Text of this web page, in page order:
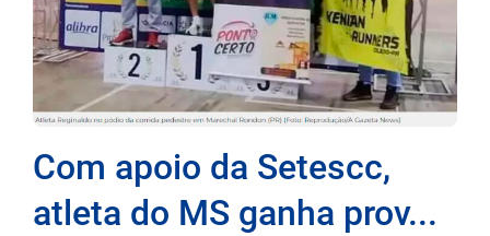
Com apoio da Setescc,
atleta do MS ganha prov...